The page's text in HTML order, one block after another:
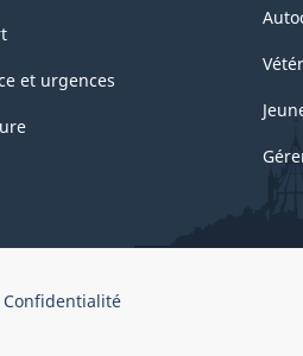
et urgences
Confidentialité